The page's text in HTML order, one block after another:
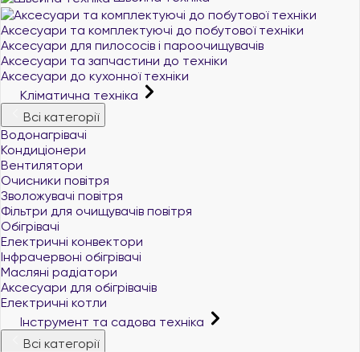
Аксесуари та комплектуючі до побутової техніки
Аксесуари для пилососів і пароочищувачів
Аксесуари та запчастини до техніки
Аксесуари до кухонної техніки
Кліматична техніка
Всі категорії
Водонагрівачі
Кондиціонери
Вентилятори
Очисники повітря
Зволожувачі повітря
Фільтри для очищувачів повітря
Обігрівачі
Електричні конвектори
Інфрачервоні обігрівачі
Масляні радіатори
Аксесуари для обігрівачів
Електричні котли
Інструмент та садова техніка
Всі категорії